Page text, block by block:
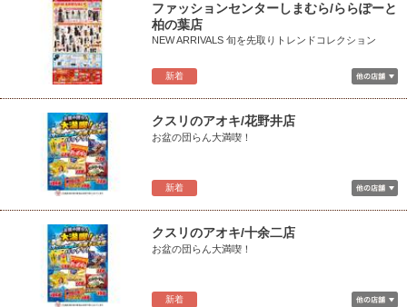
新着
ファッションセンターしまむら/ららぽーと
柏の葉店
NEW ARRIVALS 旬を先取りトレンドコレクション
新着
クスリのアオキ/花野井店
お盆の団らん大満喫！
新着
クスリのアオキ/十余二店
お盆の団らん大満喫！